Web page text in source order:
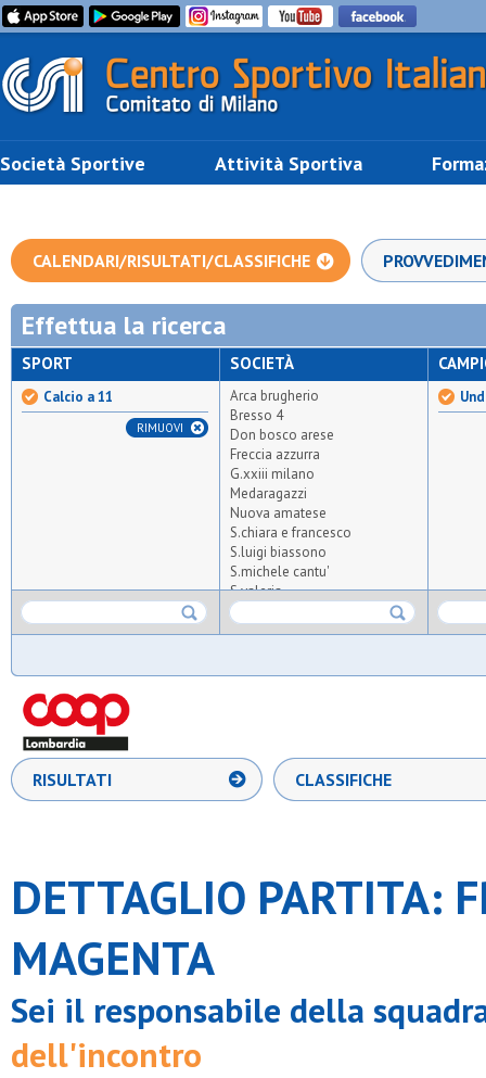
Società Sportive Attività Sportiva
CALENDARI/RISULTATI/CLASSIFICHE
Effettua la ricerca
SPORT
Calcio a 11
RIMUOVI
SOCIETÀ
Arca brugherio
Bresso 4
Don bosco arese
Freccia azzurra
G.xxiii milano
Medaragazzi
Nuova amatese
S.chiara e francesco
S.luigi biassono
S.michele cantu'
S.valeria
Samma
St. ambroeus fc
RISULTATI CLASSIFICHE
DETTAGLIO PARTITA:
MAGENTA
Sei il responsabile della
dell'incontro